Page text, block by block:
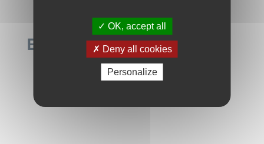
EN CONCERT
OK, accept all
Deny all cookies
Personalize